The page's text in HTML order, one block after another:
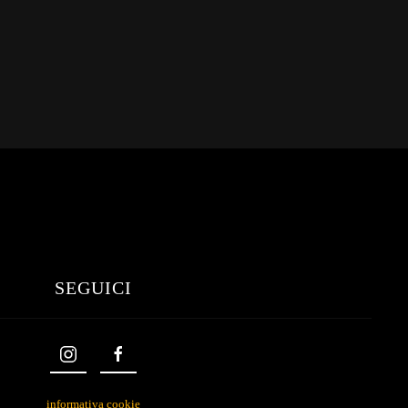
SEGUICI
informativa cookie